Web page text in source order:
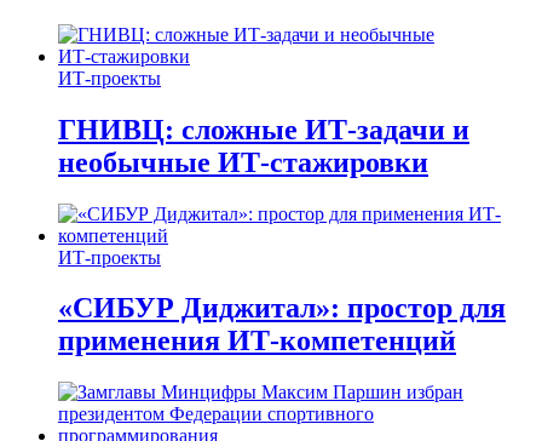
ИТ-проекты
ГНИВЦ: сложные ИТ‑задачи и
необычные ИТ‑стажировки
ИТ-проекты
«СИБУР Диджитал»: простор для
применения ИТ-компетенций